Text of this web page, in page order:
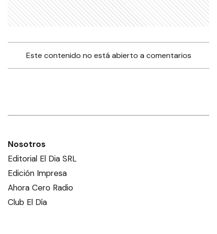
Este contenido no está abierto a comentarios
Nosotros
Editorial El Dia SRL
Edición Impresa
Ahora Cero Radio
Club El Día